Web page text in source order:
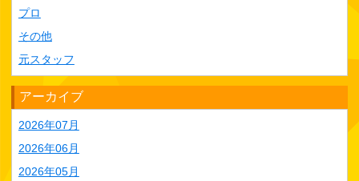
プロ
その他
元スタッフ
アーカイブ
2026年07月
2026年06月
2026年05月